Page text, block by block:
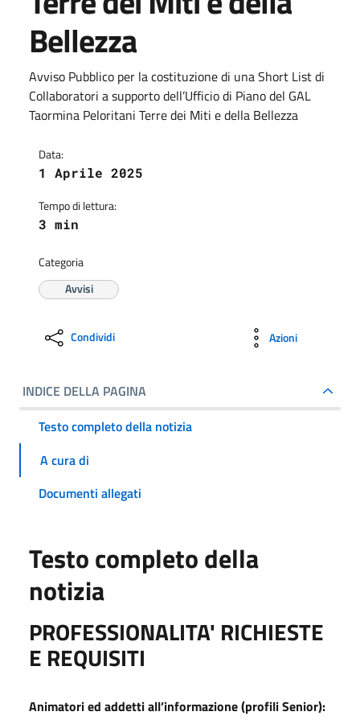
Bellezza
Avviso Pubblico per la costituzione di una Short List di
Collaboratori a supporto dell’Ufficio di Piano del GAL
Taormina Peloritani Terre dei Miti e della Bellezza
Data:
1 Aprile 2025
Tempo di lettura:
3 min
Categoria
Avvisi
Condividi Azioni
INDICE DELLA PAGINA
Testo completo della notizia
A cura di
Documenti allegati
Testo completo della
notizia
PROFESSIONALITA' RICHIESTE
E REQUISITI
Animatori ed addetti all’informazione (profili Senior):